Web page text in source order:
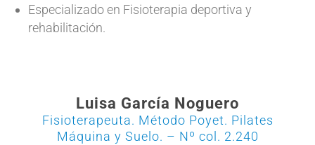
Especializado en Fisioterapia deportiva y
rehabilitación.
Luisa García Noguero
Fisioterapeuta. Método Poyet. Pilates
Máquina y Suelo. – Nº col. 2.240